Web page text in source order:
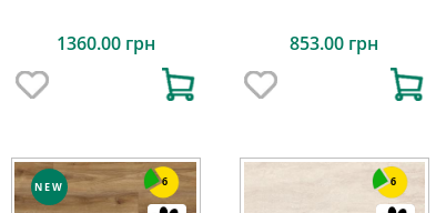
1360.00 грн 853.00 грн
NEW 6 6